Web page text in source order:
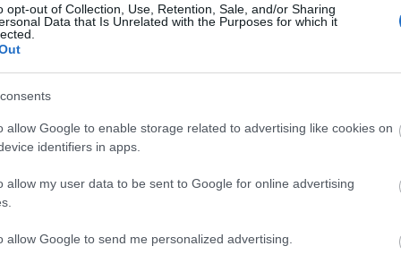
opt-out of Collection, Use, Retention, Sale, and/or Sharing
Data that Is Unrelated with the Purposes for which it
allow Google to enable storage related to advertising like cookies on
identifiers in apps.
allow my user data to be sent to Google for online advertising
allow Google to send me personalized advertising.
Zsolt)
posztbólpedig a teljes negyedik évad.
itt találod
Fun With Geeks YouTube-csatornán:Dixit #1, Dixit #2,
#2
a Konnektorpodcastben